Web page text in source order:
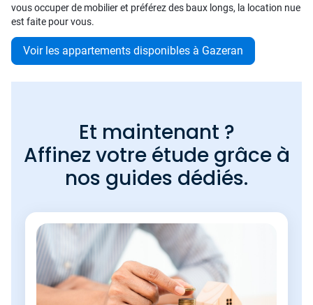
vous occuper de mobilier et préférez des baux longs, la location nue
est faite pour vous.
Voir les appartements disponibles à Gazeran
Et maintenant ?
Affinez votre étude grâce à
nos guides dédiés.